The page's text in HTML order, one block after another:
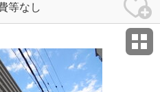
等なし